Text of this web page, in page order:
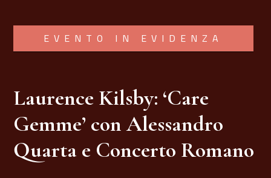
EVENTO IN EVIDENZA
Laurence Kilsby: ‘Care
Gemme’ con Alessandro
Quarta e Concerto Romano